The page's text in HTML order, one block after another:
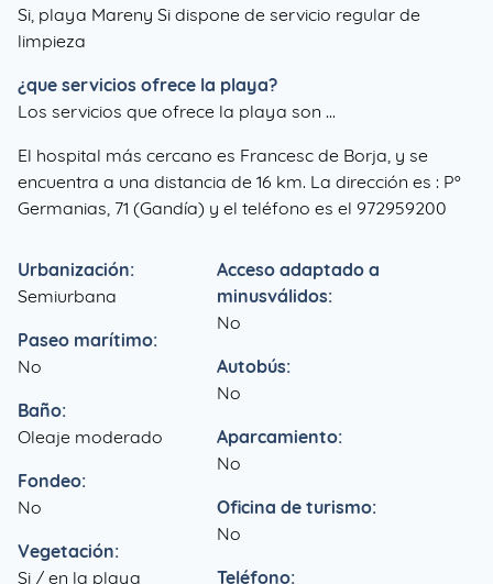
Si, playa Mareny Si dispone de servicio regular de
limpieza
¿que servicios ofrece la playa?
Los servicios que ofrece la playa son ...
El hospital más cercano es Francesc de Borja, y se
encuentra a una distancia de 16 km. La dirección es : Pº
Germanias, 71 (Gandía) y el teléfono es el 972959200
Urbanización:
Semiurbana
Paseo marítimo:
No
Baño:
Oleaje moderado
Fondeo:
No
Vegetación:
Si / en la playa
Acceso adaptado a
minusválidos:
No
Autobús:
No
Aparcamiento:
No
Oficina de turismo:
No
Teléfono: